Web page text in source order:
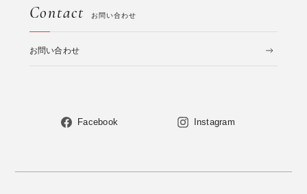
Contact お問い合わせ
お問い合わせ
Facebook Instagram